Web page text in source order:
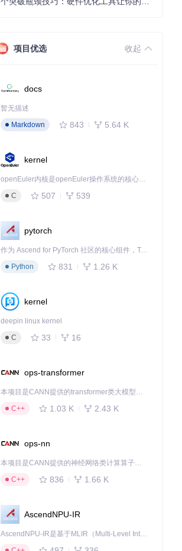
项目优选 收起
docs
暂无描述
Markdown
843 5.64 K
kernel
openEuler内核是openEuler操作系统的核心，既是系统性能与稳定性的基石，也是连接处理器、设备与服务的桥梁。
C
507 539
pytorch
作为 Ascend for PyTorch 社区的核心组件，TorchNPU 是昇腾专为 PyTorch 打造的深度学习适配插件，使 PyTorch 框架能够直接调用昇腾 NPU，为开发者提供昇腾 AI 处理器的超强算力。
Python
831 1.26 K
kernel
deepin linux kernel
C
33 16
ops-transformer
本项目是CANN提供的transformer类大模型算子库，实现网络在NPU上加速计算。
C++
1.03 K 2.43 K
ops-nn
本项目是CANN提供的神经网络类计算算子库，实现网络在NPU上加速计算。
C++
836 1.66 K
AscendNPU-IR
AscendNPU-IR是基于MLIR（Multi-Level Intermediate Representation）构建的，面向昇腾亲和算子编译时使用的中间表示，提供昇腾完备表达能力，通过编译优化提升昇腾AI处理器计算效率，支持通过生态框架使能昇腾AI处理器与深度调优